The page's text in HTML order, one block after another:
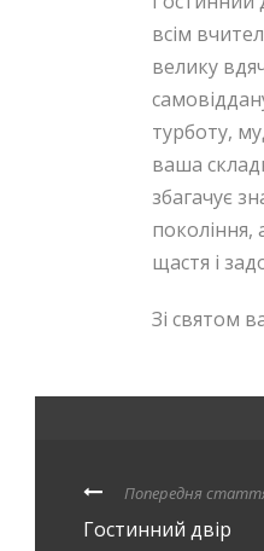
всім
велику
турботу,
ваша
збагачує
щастя і
Зі святом
Попередня
Гостинний двір